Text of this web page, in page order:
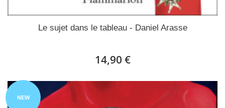
Le sujet dans le tableau - Daniel Arasse
14,90 €
NEW